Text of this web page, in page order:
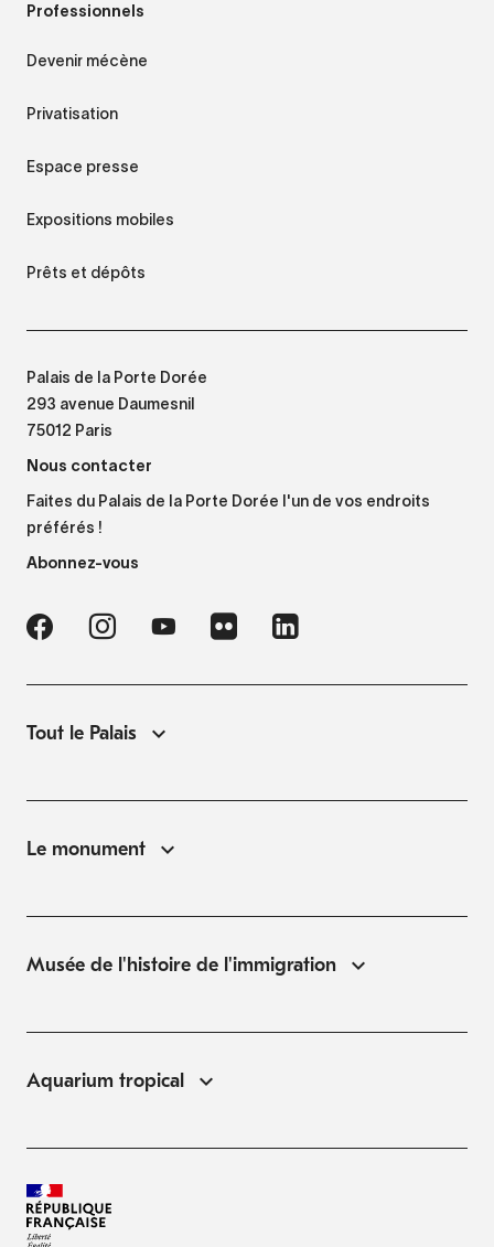
Professionnels
Devenir mécène
Privatisation
Espace presse
Expositions mobiles
Prêts et dépôts
Palais de la Porte Dorée
293 avenue Daumesnil
75012 Paris
Nous contacter
Faites du Palais de la Porte Dorée l'un de vos endroits
préférés !
Abonnez-vous
Tout le Palais
Le monument
Musée de l'histoire de l'immigration
Aquarium tropical